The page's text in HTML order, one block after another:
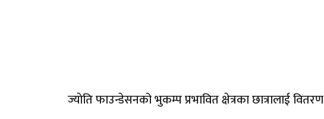
ज्याेति फाउन्डेसनको भुकम्प प्रभावित क्षेत्रका छात्रालाई वितरण